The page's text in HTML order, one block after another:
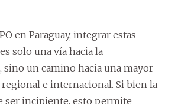
en Paraguay, integrar estas
solo una vía hacia la
un camino hacia una mayor
e internacional. Si bien la
ser incipiente, esto permite